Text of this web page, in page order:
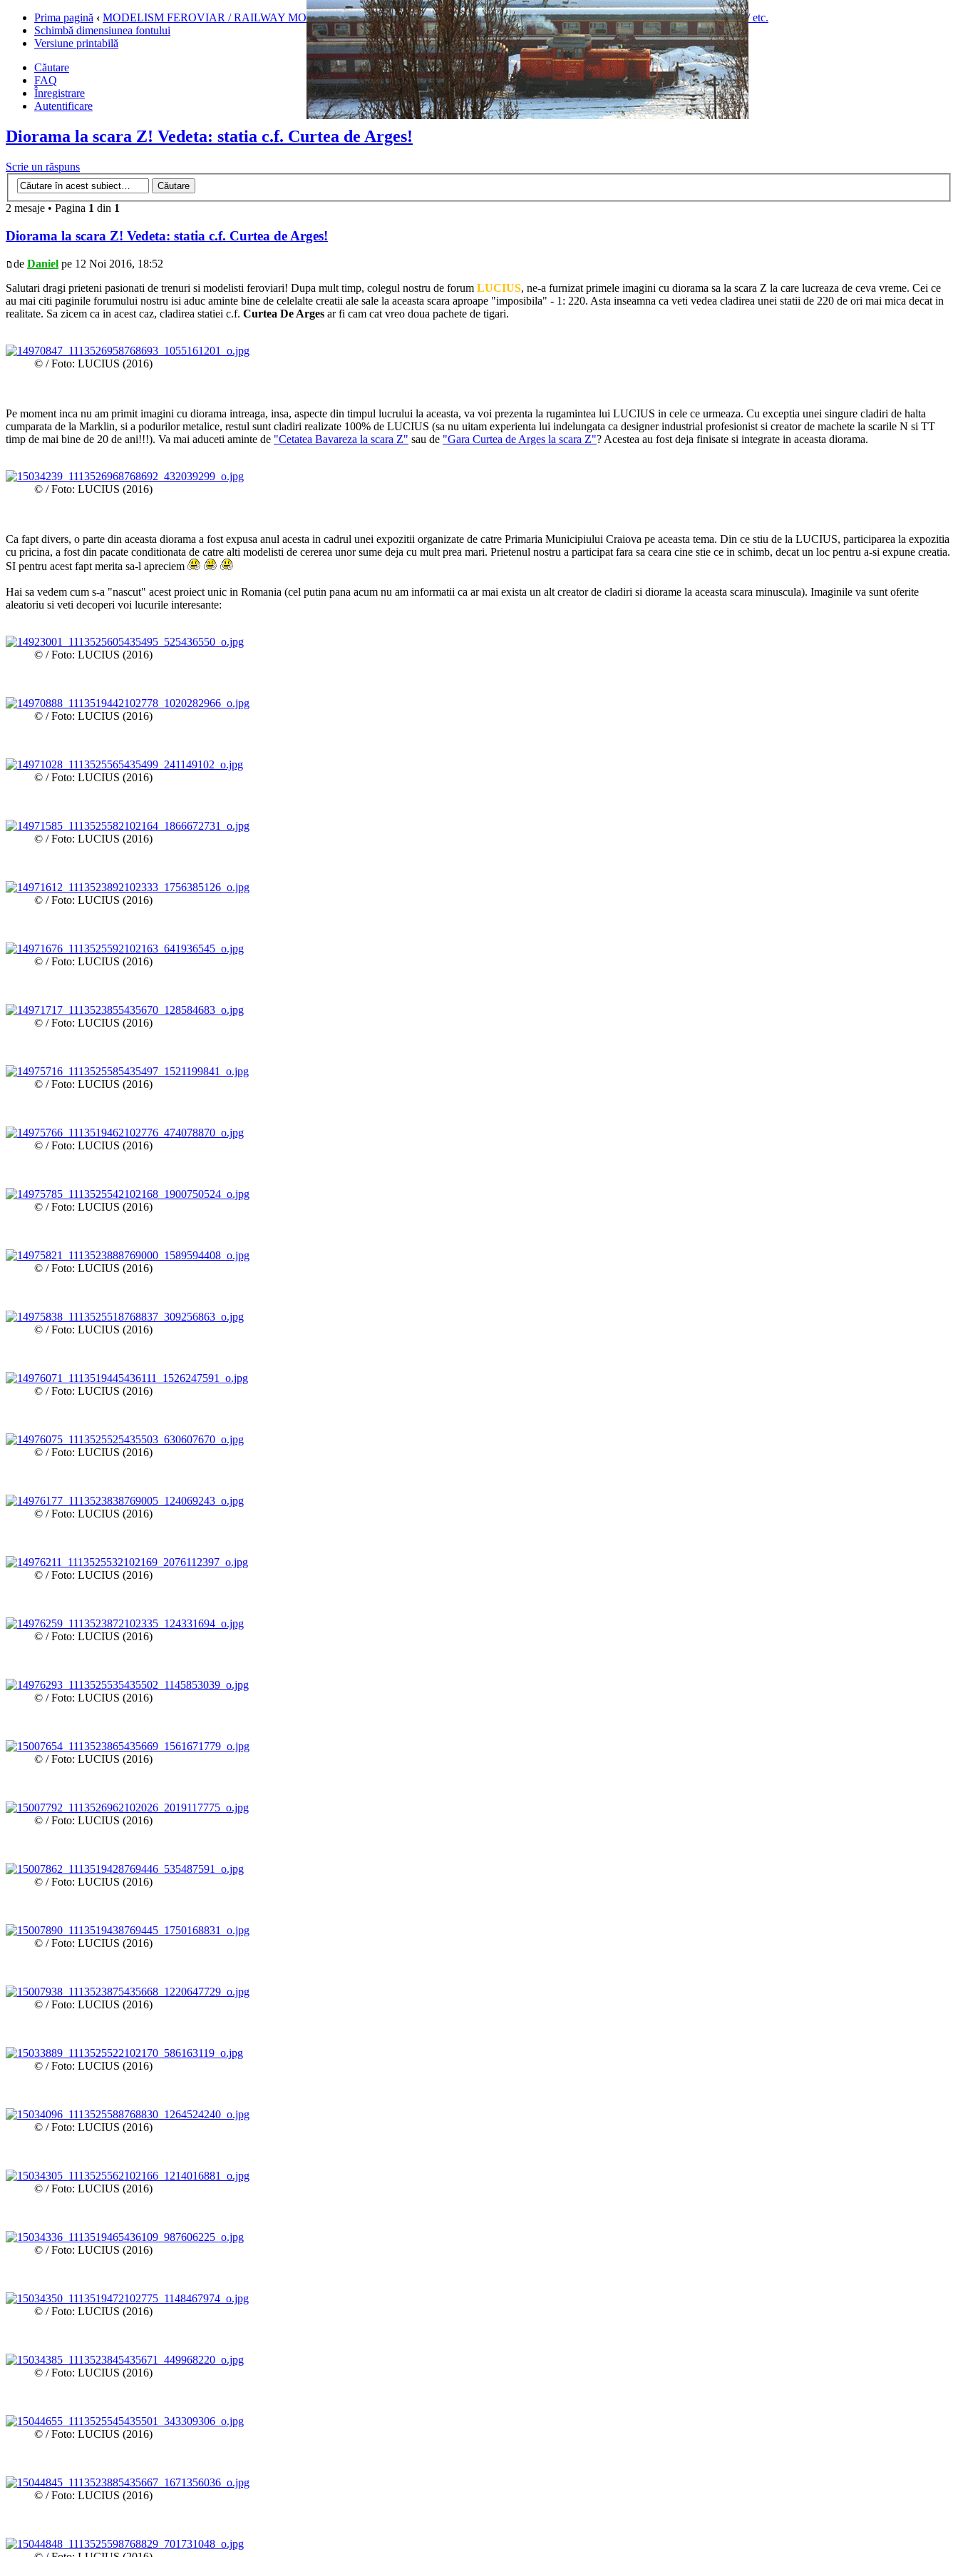
Prima pagină ‹ MODELISM FEROVIAR / RAILWAY MODELLING ‹Alte scari / Other scales: TT (1:120) "12mm" / N (1:160) "9mm" / Z (1:220) "6mm" / etc.
Schimbă dimensiunea fontului
Versiune printabilă
Căutare
FAQ
Înregistrare
Autentificare
Diorama la scara Z! Vedeta: statia c.f. Curtea de Arges!
Scrie un răspuns
2 mesaje • Pagina 1 din 1
Diorama la scara Z! Vedeta: statia c.f. Curtea de Arges!
de Daniel pe 12 Noi 2016, 18:52
Salutari dragi prieteni pasionati de trenuri si modelisti feroviari! Dupa mult timp, colegul nostru de forum LUCIUS, ne-a furnizat primele imagini cu diorama sa la scara Z la care lucreaza de ceva vreme. Cei ce
au mai citi paginile forumului nostru isi aduc aminte bine de celelalte creatii ale sale la aceasta scara aproape "imposibila" - 1: 220. Asta inseamna ca veti vedea cladirea unei statii de 220 de ori mai mica decat in
realitate. Sa zicem ca in acest caz, cladirea statiei c.f. Curtea De Arges ar fi cam cat vreo doua pachete de tigari.
© / Foto: LUCIUS (2016)
Pe moment inca nu am primit imagini cu diorama intreaga, insa, aspecte din timpul lucrului la aceasta, va voi prezenta la rugamintea lui LUCIUS in cele ce urmeaza. Cu exceptia unei singure cladiri de halta
cumparata de la Marklin, si a podurilor metalice, restul sunt cladiri realizate 100% de LUCIUS (sa nu uitam experienta lui indelungata ca designer industrial profesionist si creator de machete la scarile N si TT
timp de mai bine de 20 de ani!!!). Va mai aduceti aminte de "Cetatea Bavareza la scara Z" sau de "Gara Curtea de Arges la scara Z"? Acestea au fost deja finisate si integrate in aceasta diorama.
© / Foto: LUCIUS (2016)
Ca fapt divers, o parte din aceasta diorama a fost expusa anul acesta in cadrul unei expozitii organizate de catre Primaria Municipiului Craiova pe aceasta tema. Din ce stiu de la LUCIUS, participarea la expozitia
cu pricina, a fost din pacate conditionata de catre alti modelisti de cererea unor sume deja cu mult prea mari. Prietenul nostru a participat fara sa ceara cine stie ce in schimb, decat un loc pentru a-si expune creatia.
SI pentru acest fapt merita sa-l apreciem
Hai sa vedem cum s-a "nascut" acest proiect unic in Romania (cel putin pana acum nu am informatii ca ar mai exista un alt creator de cladiri si diorame la aceasta scara minuscula). Imaginile va sunt oferite
aleatoriu si veti decoperi voi lucurile interesante:
© / Foto: LUCIUS (2016)
© / Foto: LUCIUS (2016)
© / Foto: LUCIUS (2016)
© / Foto: LUCIUS (2016)
© / Foto: LUCIUS (2016)
© / Foto: LUCIUS (2016)
© / Foto: LUCIUS (2016)
© / Foto: LUCIUS (2016)
© / Foto: LUCIUS (2016)
© / Foto: LUCIUS (2016)
© / Foto: LUCIUS (2016)
© / Foto: LUCIUS (2016)
© / Foto: LUCIUS (2016)
© / Foto: LUCIUS (2016)
© / Foto: LUCIUS (2016)
© / Foto: LUCIUS (2016)
© / Foto: LUCIUS (2016)
© / Foto: LUCIUS (2016)
© / Foto: LUCIUS (2016)
© / Foto: LUCIUS (2016)
© / Foto: LUCIUS (2016)
© / Foto: LUCIUS (2016)
© / Foto: LUCIUS (2016)
© / Foto: LUCIUS (2016)
© / Foto: LUCIUS (2016)
© / Foto: LUCIUS (2016)
© / Foto: LUCIUS (2016)
© / Foto: LUCIUS (2016)
© / Foto: LUCIUS (2016)
© / Foto: LUCIUS (2016)
© / Foto: LUCIUS (2016)